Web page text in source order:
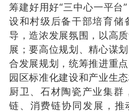
筹建好用好“三中心一平台
设和村级后备干部培育储
导，造浓发展氛围，以高
展；要高位规划、精心谋
合发展规划，统筹推进重
园区标准化建设和产业生
厨卫、石材陶瓷产业集群
链、消费链协同发展，推